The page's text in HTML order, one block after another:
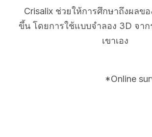
Crisalix ช่วยให้การศึกษาถึงผลข
ขึ้น โดยการใช้แบบจำลอง 3D จาก
เขาเอง
*Online